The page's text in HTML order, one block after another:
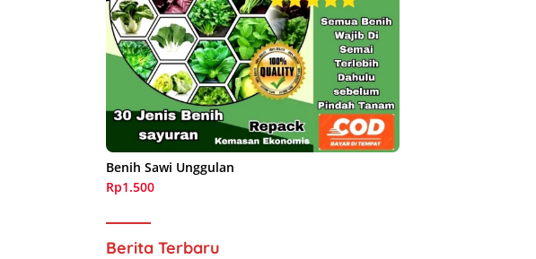
Benih Sawi Unggulan
Rp1.500
Berita Terbaru